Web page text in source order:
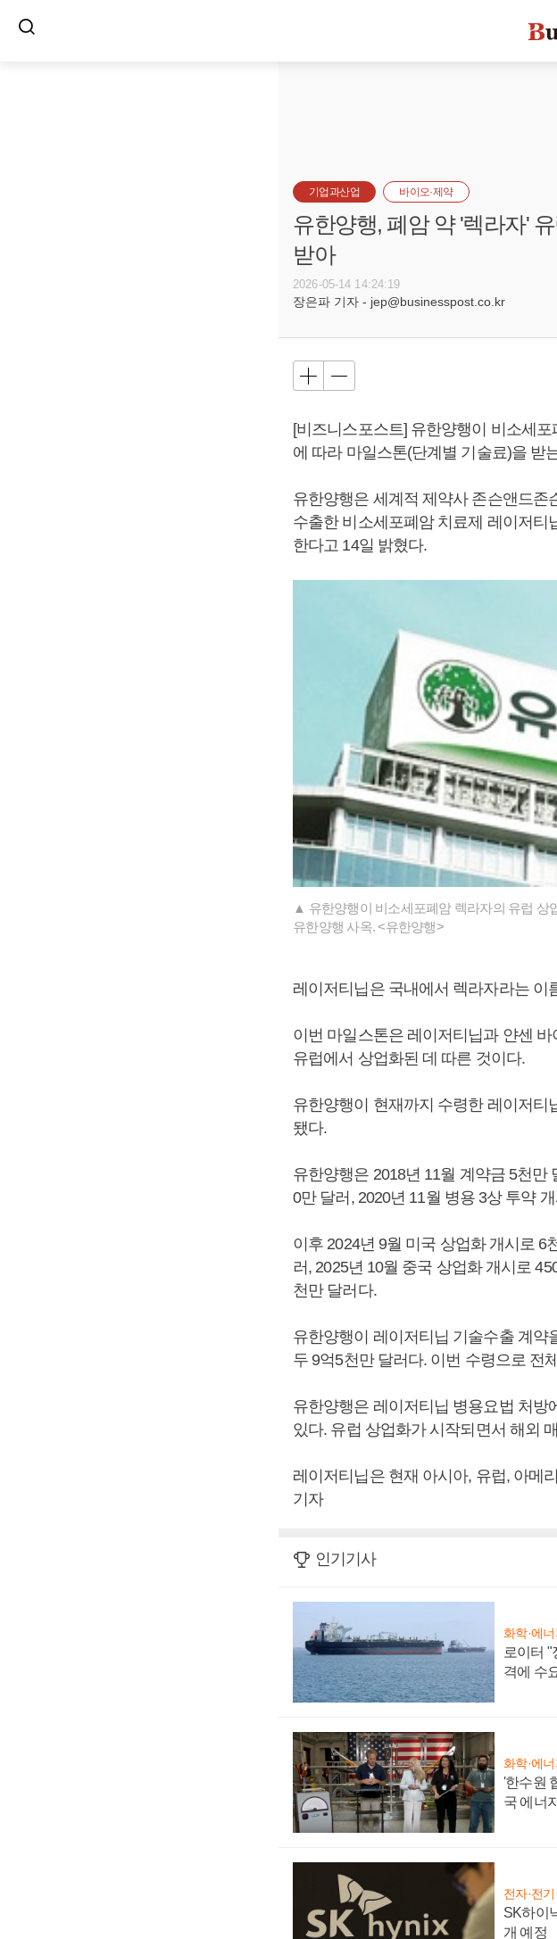
기업과산업 바이오·제약
유한양행, 폐암 약 '렉라자'
받아
2026-05-14 14:24:19
장은파 기자 - jep@businesspost.co.kr
[비즈니스포스트] 유한양행이 비소세포
에 따라 마일스톤(단계별 기술료)을 받
유한양행은 세계적 제약사 존슨앤드존
수출한 비소세포폐암 치료제 레이저티
한다고 14일 밝혔다.
▲ 유한양행이 비소세포폐암 렉라자의 유럽 상
유한양행 사옥. <유한양행>
레이저티닙은 국내에서 렉라자라는 이
이번 마일스톤은 레이저티닙과 얀센
유럽에서 상업화된 데 따른 것이다.
유한양행이 현재까지 수령한 레이저티
됐다.
유한양행은 2018년 11월 계약금 5천만
0만 달러, 2020년 11월 병용 3상 투약
이후 2024년 9월 미국 상업화 개시로 6
러, 2025년 10월 중국 상업화 개시로
천만 달러다.
유한양행이 레이저티닙 기술수출 계약
두 9억5천만 달러다. 이번 수령으로 전
유한양행은 레이저티닙 병용요법 처방
있다. 유럽 상업화가 시작되면서 해외
레이저티닙은 현재 아시아, 유럽, 아메
기자
인기기사
화학·에
로이터
격에 수
화학·에
'한수원
국 에너
전자·전
SK하이
개 예정